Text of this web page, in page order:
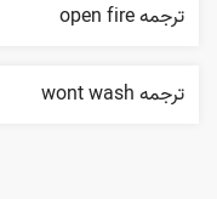
ترجمه open fire
ترجمه wont wash